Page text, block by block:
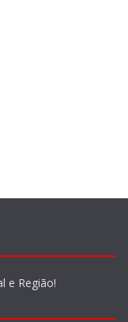
e Região!